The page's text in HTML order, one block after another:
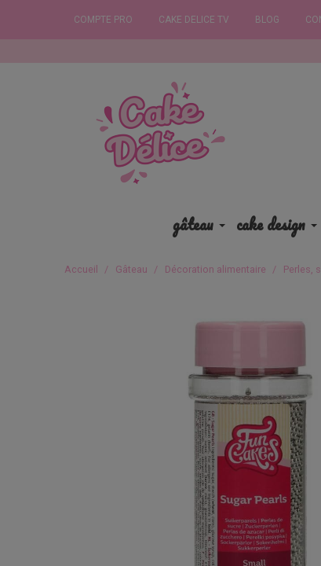
COMPTE PRO CAKE DELICE TV BLOG
gâteau cake design
Accueil Gâteau Décoration alimentaire Perles,